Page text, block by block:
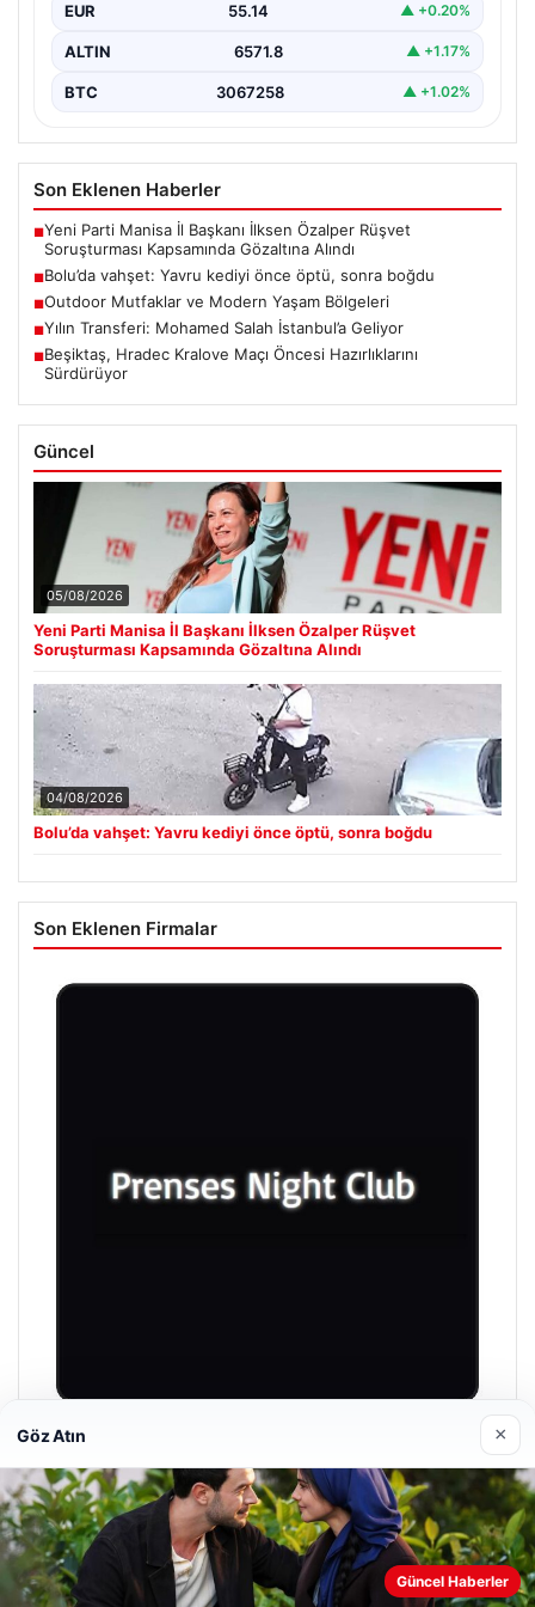
EUR 55.14 ▲ +0.20%
ALTIN 6571.8 ▲ +1.17%
BTC 3067258 ▲ +1.02%
Son Eklenen Haberler
■Yeni Parti Manisa İl Başkanı İlksen Özalper Rüşvet
Soruşturması Kapsamında Gözaltına Alındı
■Bolu’da vahşet: Yavru kediyi önce öptü, sonra boğdu
■Outdoor Mutfaklar ve Modern Yaşam Bölgeleri
■Yılın Transferi: Mohamed Salah İstanbul’a Geliyor
■Beşiktaş, Hradec Kralove Maçı Öncesi Hazırlıklarını
Sürdürüyor
Güncel
05/08/2026
Yeni Parti Manisa İl Başkanı İlksen Özalper Rüşvet
Soruşturması Kapsamında Gözaltına Alındı
04/08/2026
Bolu’da vahşet: Yavru kediyi önce öptü, sonra boğdu
Son Eklenen Firmalar
29/04/2026
Web sitemizi nasıl kullandığınızı daha iyi anlayabilmek,
Göz Atın ×
Güncel Haberler